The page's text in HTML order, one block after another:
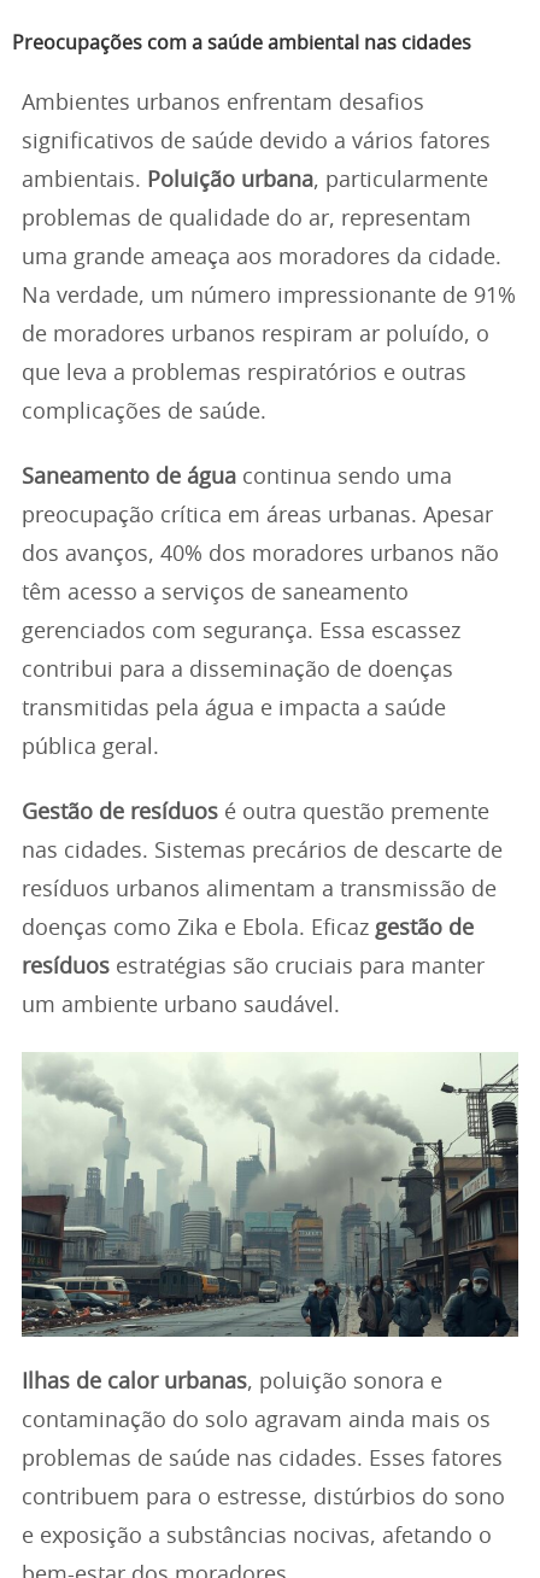
Preocupações com a saúde ambiental nas cidades
Ambientes urbanos enfrentam desafios
significativos de saúde devido a vários fatores
ambientais. Poluição urbana, particularmente
problemas de qualidade do ar, representam
uma grande ameaça aos moradores da cidade.
Na verdade, um número impressionante de 91%
de moradores urbanos respiram ar poluído, o
que leva a problemas respiratórios e outras
complicações de saúde.
Saneamento de água continua sendo uma
preocupação crítica em áreas urbanas. Apesar
dos avanços, 40% dos moradores urbanos não
têm acesso a serviços de saneamento
gerenciados com segurança. Essa escassez
contribui para a disseminação de doenças
transmitidas pela água e impacta a saúde
pública geral.
Gestão de resíduos é outra questão premente
nas cidades. Sistemas precários de descarte de
resíduos urbanos alimentam a transmissão de
doenças como Zika e Ebola. Eficaz gestão de
resíduos estratégias são cruciais para manter
um ambiente urbano saudável.
Ilhas de calor urbanas, poluição sonora e
contaminação do solo agravam ainda mais os
problemas de saúde nas cidades. Esses fatores
contribuem para o estresse, distúrbios do sono
e exposição a substâncias nocivas, afetando o